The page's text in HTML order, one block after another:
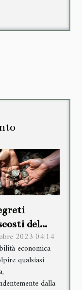
del
aziende
2023 04:14
economica
qualsiasi
dalla